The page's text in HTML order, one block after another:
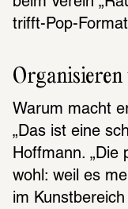
trifft-Pop-Format
Warum macht
„Das ist eine
Hoffmann. „Die
wohl: weil es
im